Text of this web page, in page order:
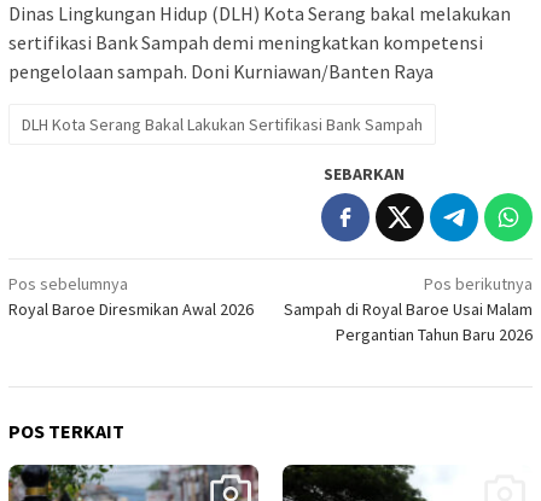
Dinas Lingkungan Hidup (DLH) Kota Serang bakal melakukan
sertifikasi Bank Sampah demi meningkatkan kompetensi
pengelolaan sampah. Doni Kurniawan/Banten Raya
DLH Kota Serang Bakal Lakukan Sertifikasi Bank Sampah
SEBARKAN
Navigasi
pos
Pos sebelumnya
Royal Baroe Diresmikan Awal 2026
Pos berikutnya
Sampah di Royal Baroe Usai Malam
Pergantian Tahun Baru 2026
POS TERKAIT